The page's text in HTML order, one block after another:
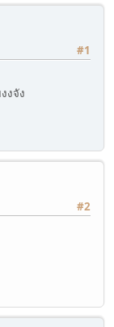
#1
งจัง
#2